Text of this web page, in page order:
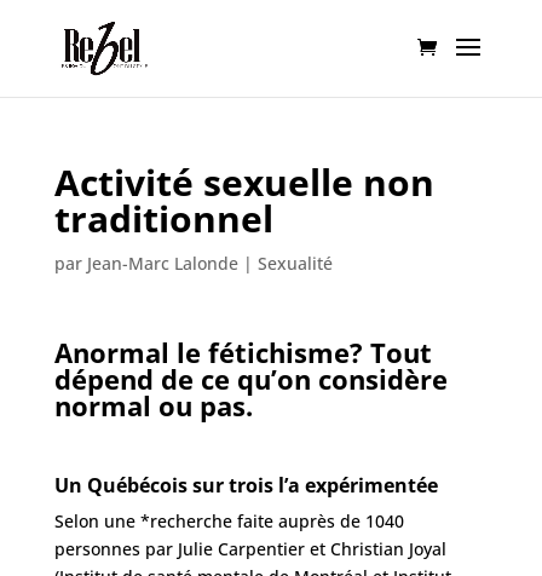
Activité sexuelle non
traditionnel
par Jean-Marc Lalonde| Sexualité
Anormal le fétichisme? Tout
dépend de ce qu’on considère
normal ou pas.
Un Québécois sur trois l’a expérimentée
Selon une *recherche faite auprès de 1040
personnes par Julie Carpentier et Christian Joyal